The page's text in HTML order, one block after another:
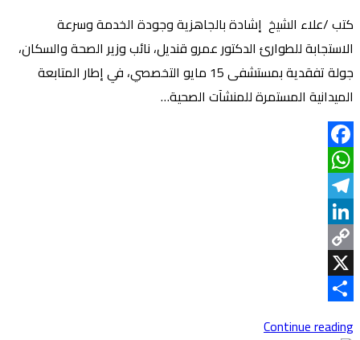
كتب /علاء الشيخ إشادة بالجاهزية وجودة الخدمة وسرعة
الاستجابة للطوارئ الدكتور عمرو قنديل، نائب وزير الصحة والسكان،
جولة تفقدية بمستشفى 15 مايو التخصصي، في إطار المتابعة
الميدانية المستمرة للمنشآت الصحية…
Facebook
WhatsApp
Telegram
LinkedIn
Copy
LinkX
Continue reading